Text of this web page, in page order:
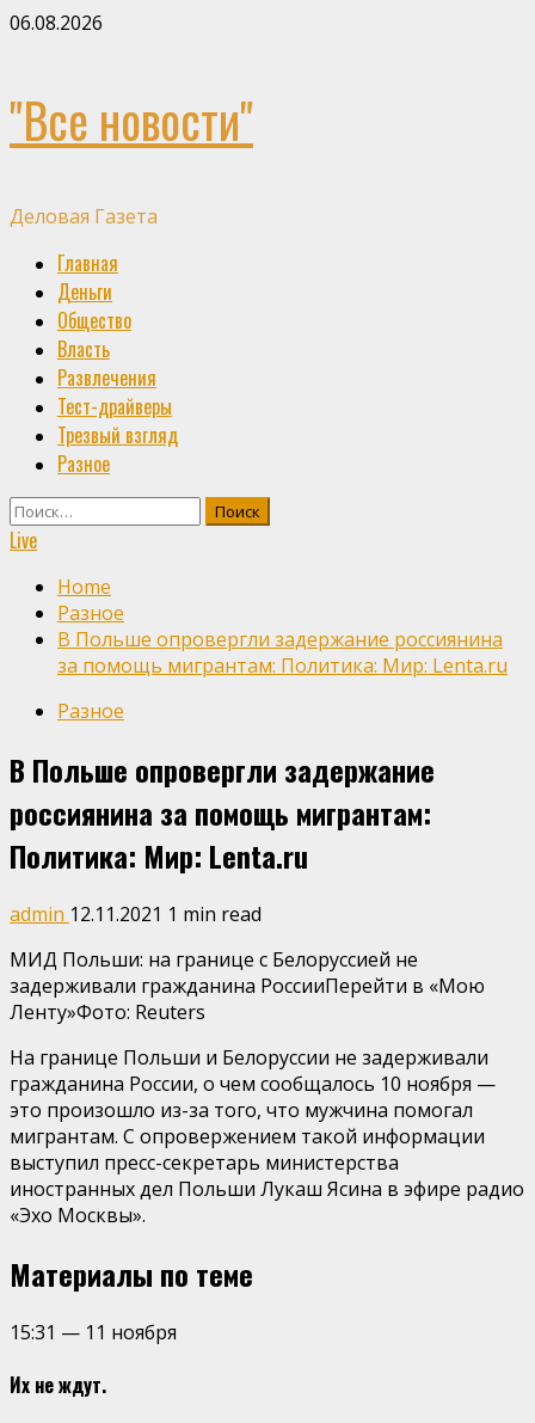
Skip
06.08.2026
"Все новости"
Деловая Газета
Primary
Menu
Главная
Деньги
Общество
Власть
Развлечения
Тест-драйверы
Трезвый взгляд
Разное
Найти:
Live
Home
Разное
В Польше опровергли задержание россиянина
за помощь мигрантам: Политика: Мир: Lenta.ru
Разное
В Польше опровергли задержание
россиянина за помощь мигрантам:
Политика: Мир: Lenta.ru
admin 12.11.2021 1 min read
МИД Польши: на границе с Белоруссией не
задерживали гражданина РоссииПерейти в «Мою
Ленту»Фото: Reuters
На границе Польши и Белоруссии не задерживали
гражданина России, о чем сообщалось 10 ноября —
это произошло из-за того, что мужчина помогал
мигрантам. С опровержением такой информации
выступил пресс-секретарь министерства
иностранных дел Польши Лукаш Ясина в эфире радио
«Эхо Москвы».
Материалы по теме
15:31 — 11 ноября
Их не ждут.